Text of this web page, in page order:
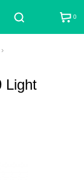
Поиск 0
Light